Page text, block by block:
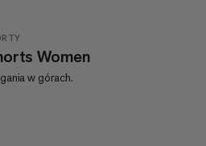
Women
w górach.